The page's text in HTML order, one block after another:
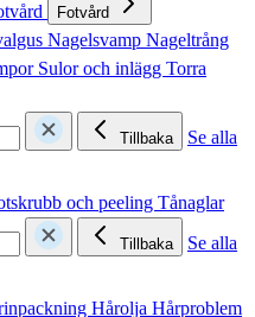
Fotvård
Nagelsvamp Nageltrång
Sulor och inlägg Torra
Tillbaka
Se alla
och peeling Tånaglar
Tillbaka
Se alla
Hårolja Hårproblem